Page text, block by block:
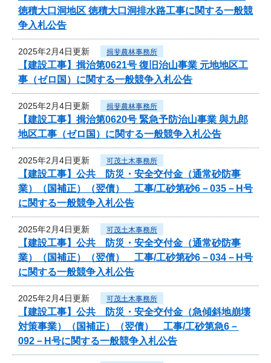
徳積大口洞地区 徳積大口洞排水路工事に関する一般競
争入札公告
2025年2月4日更新 揖斐農林事務所
【建設工事】揖治第0621号 復旧治山事業 元地地区工
事（ゼロ国）に関する一般競争入札公告
2025年2月4日更新 揖斐農林事務所
【建設工事】揖治第0620号 緊急予防治山事業 與九郎
地区工事（ゼロ国）に関する一般競争入札公告
2025年2月4日更新 可茂土木事務所
【建設工事】公共 防災・安全交付金（通常砂防事
業）（国補正）（翌債） 工事/工砂第砂6－035－H号
に関する一般競争入札公告
2025年2月4日更新 可茂土木事務所
【建設工事】公共 防災・安全交付金（通常砂防事
業）（国補正）（翌債） 工事/工砂第砂6－034－H号
に関する一般競争入札公告
2025年2月4日更新 可茂土木事務所
【建設工事】公共 防災・安全交付金（急傾斜地崩壊
対策事業）（国補正）（翌債） 工事/工砂第急6－
092－H号に関する一般競争入札公告